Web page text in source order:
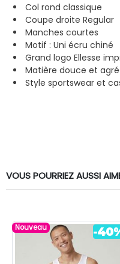
Col rond classique
Coupe droite Regular
Manches courtes
Motif : Uni écru chiné
Grand logo Ellesse
Matière douce et
Style sportswear et
VOUS POURRIEZ AUSSI
Nouveau